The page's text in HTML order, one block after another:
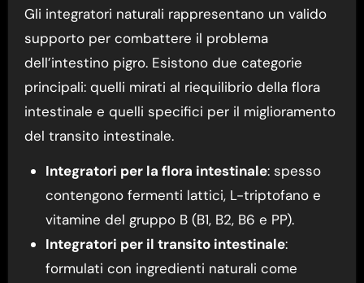
Gli integratori naturali rappresentano un valido
supporto per combattere il problema
dell’intestino pigro. Esistono due categorie
principali: quelli mirati al riequilibrio della flora
intestinale e quelli specifici per il miglioramento
del transito intestinale.
Integratori per la flora intestinale: spesso
contengono fermenti lattici, L-triptofano e
vitamine del gruppo B (B1, B2, B6 e PP).
Integratori per il transito intestinale:
formulati con ingredienti naturali come